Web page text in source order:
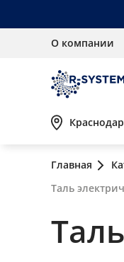
О компании
Краснодар
Главная
Таль